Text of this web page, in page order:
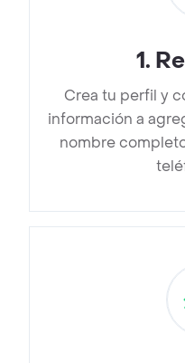
1.
Crea tu perfil y
información a
nombre